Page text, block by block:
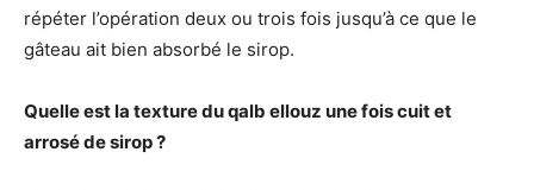
répéter l’opération deux ou trois fois jusqu’à ce que le
gâteau ait bien absorbé le sirop.
Quelle est la texture du qalb ellouz une fois cuit et
arrosé de sirop ?